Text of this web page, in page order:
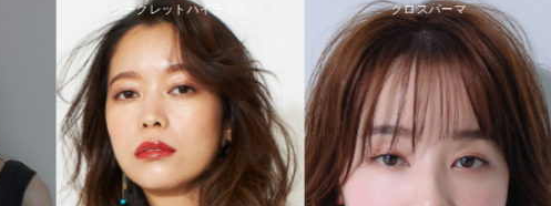
シークレットハイライト クロスパーマ